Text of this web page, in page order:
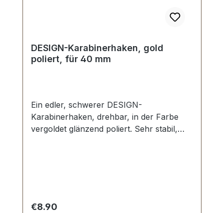
DESIGN-Karabinerhaken, gold
poliert, für 40 mm
Ein edler, schwerer DESIGN-
Karabinerhaken, drehbar, in der Farbe
vergoldet glänzend poliert. Sehr stabil,
Regular price:
€8.90